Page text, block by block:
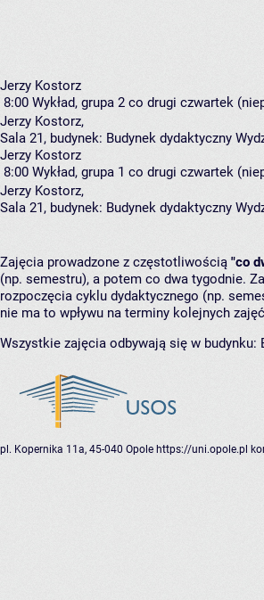
Jerzy Kostorz
8:00 Wykład, grupa 2 co drugi czwartek
Jerzy Kostorz,
Sala 21, budynek: Budynek dydaktyczny
Jerzy Kostorz
8:00 Wykład, grupa 1 co drugi czwartek
Jerzy Kostorz,
Sala 21, budynek: Budynek dydaktyczny
Zajęcia prowadzone z częstotliwością "co
(np. semestru), a potem co dwa tygodnie.
rozpoczęcia cyklu dydaktycznego (np.
nie ma to wpływu na terminy kolejnych
Wszystkie zajęcia odbywają się w budynku:
pl. Kopernika 11a, 45-040 Opole https://uni.opole.pl